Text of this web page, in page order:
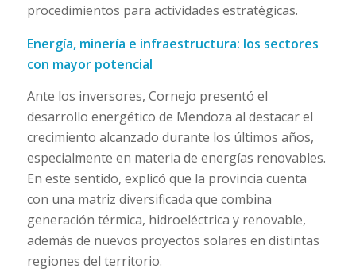
procedimientos para actividades estratégicas.
Energía, minería e infraestructura: los sectores
con mayor potencial
Ante los inversores, Cornejo presentó el
desarrollo energético de Mendoza al destacar el
crecimiento alcanzado durante los últimos años,
especialmente en materia de energías renovables.
En este sentido, explicó que la provincia cuenta
con una matriz diversificada que combina
generación térmica, hidroeléctrica y renovable,
además de nuevos proyectos solares en distintas
regiones del territorio.